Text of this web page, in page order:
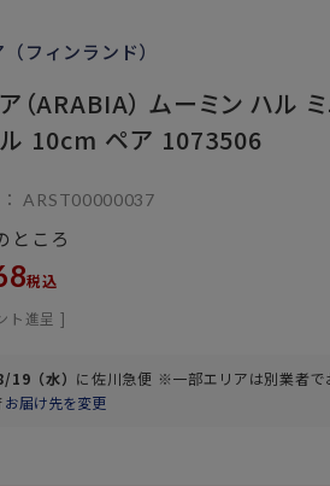
フィンランド）
（ARABIA） ムーミン ハル
10cm ペア 1073506
ARST00000037
ところ
税込
ト進呈 ]
（水） に佐川急便 ※一部エリアは別業者で
お届け先を変更